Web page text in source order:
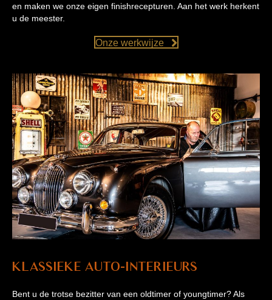
en maken we onze eigen finishrecepturen. Aan het werk herkent
u de meester.
Onze werkwijze
Klassieke auto-interieurs
Bent u de trotse bezitter van een oldtimer of youngtimer? Als